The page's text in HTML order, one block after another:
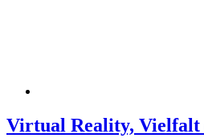
Virtual Reality, Vielfalt